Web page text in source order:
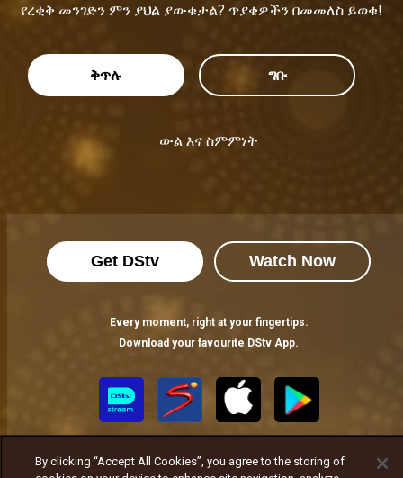
የረቂቅ መንገድን ምን ያህል ያውቁታል? ጥያቄዎችን በመመለስ ይወቁ!
ቅጥሉ ግቡ
ውል እና ስምምነት
Get DStv Watch Now
Every moment, right at your fingertips.
Download your favourite DStv App.
By clicking “Accept All Cookies”, you agree to the storing of